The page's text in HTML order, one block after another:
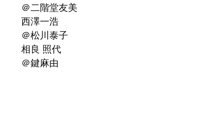
＠二階堂友美
西澤一浩
＠松川泰子
相良 照代
＠鍵麻由